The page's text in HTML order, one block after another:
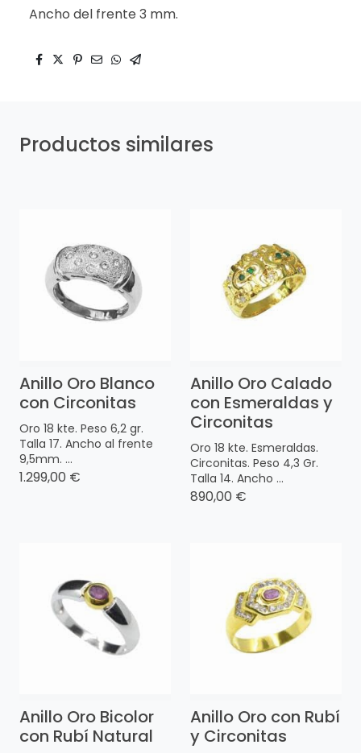
Ancho del frente 3 mm.
Productos similares
Anillo Oro Blanco
con Circonitas
Oro 18 kte. Peso 6,2 gr.
Talla 17. Ancho al frente
9,5mm. ...
1.299,00 €
Anillo Oro Calado
con Esmeraldas y
Circonitas
Oro 18 kte. Esmeraldas.
Circonitas. Peso 4,3 Gr.
Talla 14. Ancho ...
890,00 €
Anillo Oro Bicolor
con Rubí Natural
Anillo Oro con Rubí
y Circonitas